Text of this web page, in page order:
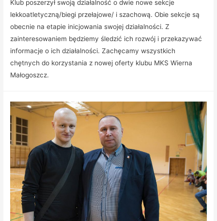
Klub poszerzył swoją działalność o dwie nowe sekcje
lekkoatletyczną/biegi przełajowe/ i szachową. Obie sekcje są
obecnie na etapie inicjowania swojej działalności. Z
zainteresowaniem będziemy śledzić ich rozwój i przekazywać
informacje o ich działalności. Zachęcamy wszystkich
chętnych do korzystania z nowej oferty klubu MKS Wierna
Małogoszcz.